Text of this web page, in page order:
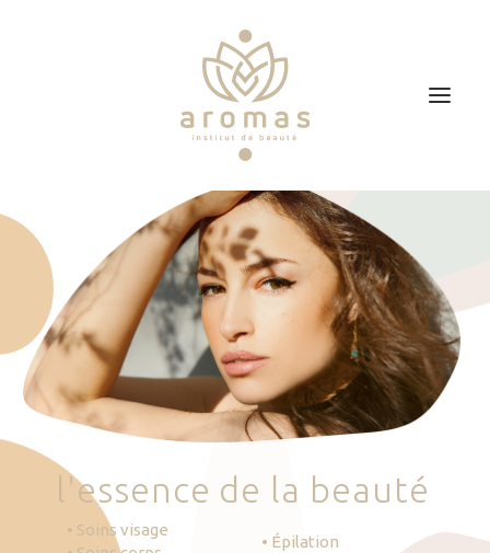
Soins
Je veux faire un bon cadeau
Plan d’accès
Prendre RDV
'essence de la beauté
• Soins visage
• Épilation